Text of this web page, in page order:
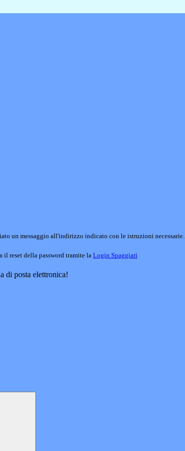
un messaggio all'indirizzo indicato con le istruzioni necessarie.
il reset della password tramite la Login Spaggiari
di posta elettronica!